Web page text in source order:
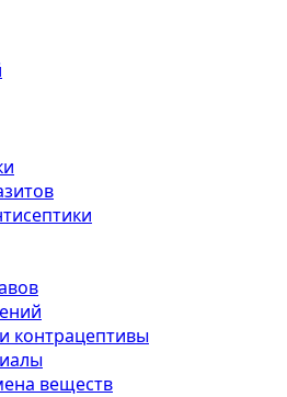
контрацептивы
веществ